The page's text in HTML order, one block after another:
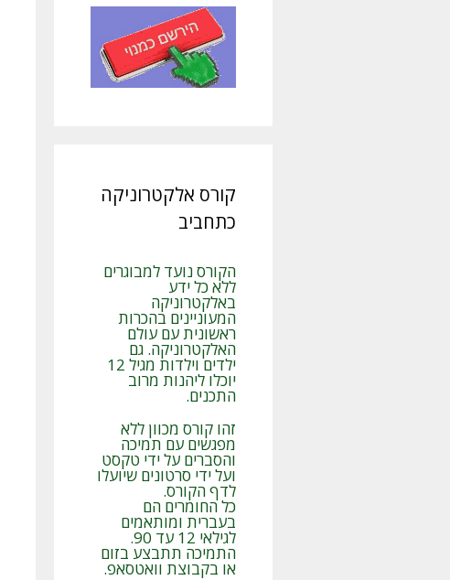
קורס אלקטרוניקה
כתחביב
הקורס נועד למבוגרים
ללא כל ידע
באלקטרוניקה
המעוניינים בהכרות
ראשונית עם עולם
האלקטרוניקה. גם
ילדים וילדות מגיל 12
יוכלו ליהנות מרוב
התכנים.
זהו קורס מכוון ללא
מפגשים עם תמיכה
והסברים על ידי טקסט
ועל ידי סרטונים שיועלו
לדף הקורס.
כל החומרים הם
בעברית ומותאמים
לגילאי 12 עד 90.
התמיכה תתבצע בזום
או בקבוצת וואטסאפ.